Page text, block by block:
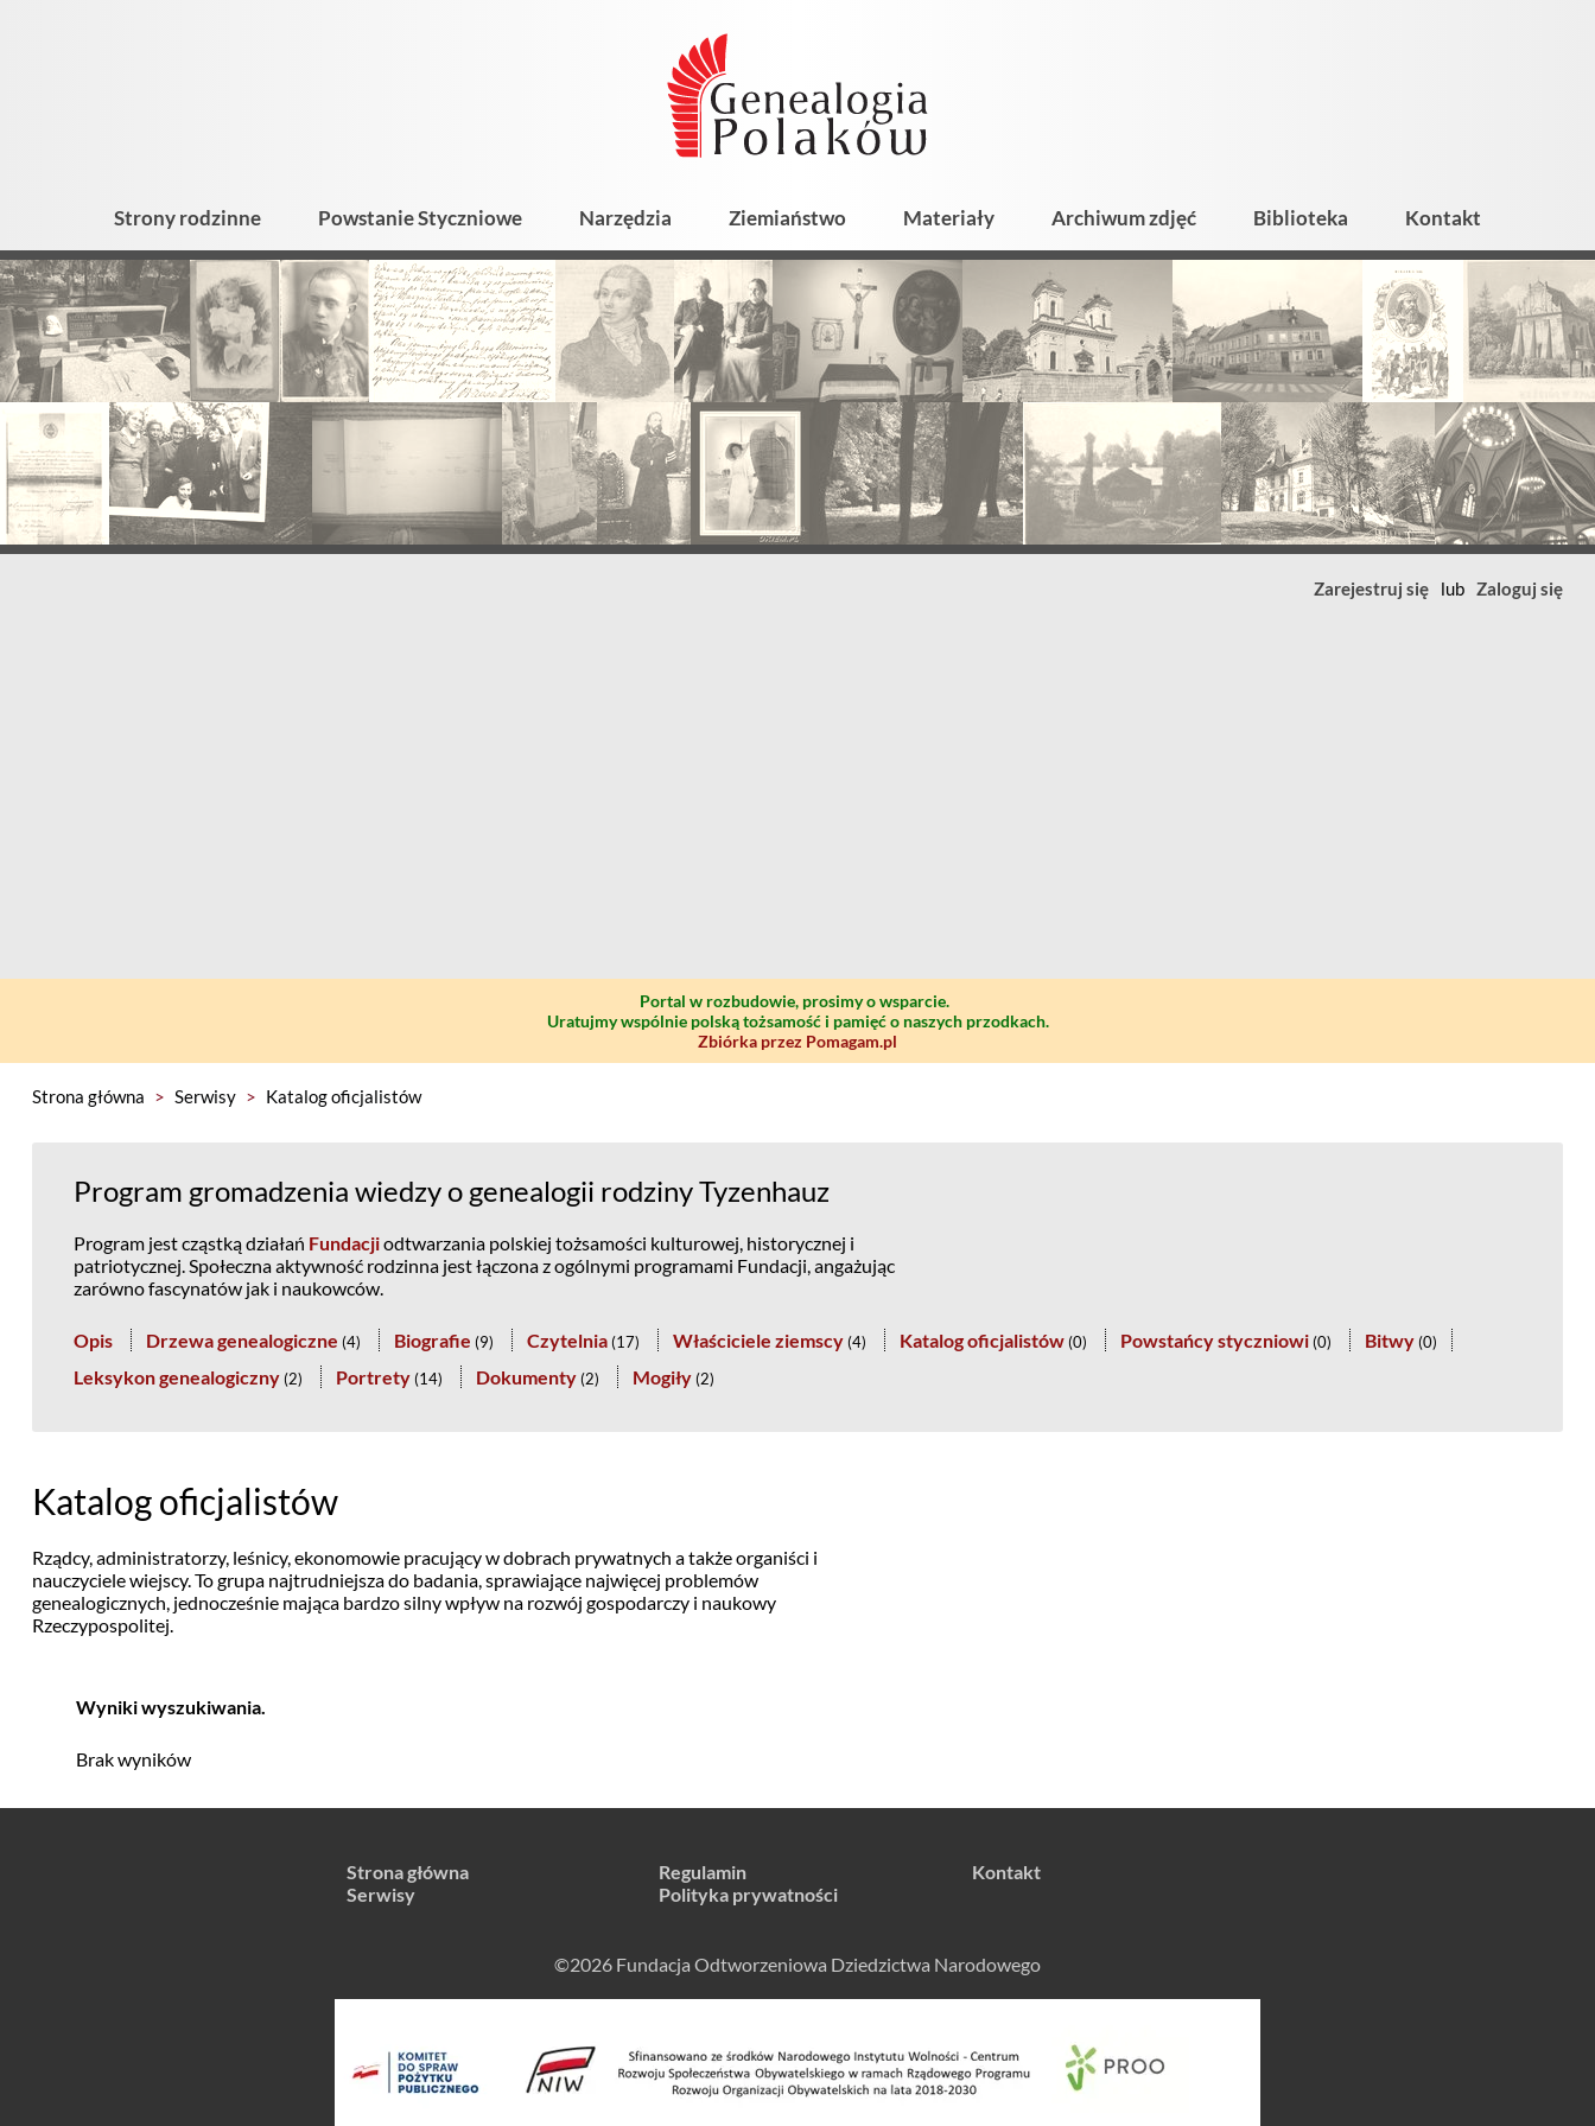
Strony rodzinne Powstanie Styczniowe Narzędzia Ziemiaństwo Materiały Archiwum zdjęć Biblioteka Kontakt
Zarejestruj się lub Zaloguj się
Portal w rozbudowie, prosimy o wsparcie.
Uratujmy wspólnie polską tożsamość i pamięć o naszych przodkach.
Zbiórka przez Pomagam.pl
Strona główna > Serwisy > Katalog oficjalistów
Program gromadzenia wiedzy o genealogii rodziny Tyzenhauz
Program jest cząstką działań Fundacjiodtwarzania polskiej tożsamości kulturowej, historycznej i
patriotycznej. Społeczna aktywność rodzinna jest łączona z ogólnymi programami Fundacji, angażując
zarówno fascynatów jak i naukowców.
Opis Drzewa genealogiczne (4) Biografie (9) Czytelnia (17) Właściciele ziemscy (4) Katalog oficjalistów (0) Powstańcy styczniowi (0) Bitwy (0)
Leksykon genealogiczny (2) Portrety (14) Dokumenty (2) Mogiły (2)
Katalog oficjalistów
Rządcy, administratorzy, leśnicy, ekonomowie pracujący w dobrach prywatnych a także organiści i
nauczyciele wiejscy. To grupa najtrudniejsza do badania, sprawiające najwięcej problemów
genealogicznych, jednocześnie mająca bardzo silny wpływ na rozwój gospodarczy i naukowy
Rzeczypospolitej.
Wyniki wyszukiwania.
Brak wyników
Strona główna
Serwisy
Regulamin
Polityka prywatności
Kontakt
©2026 Fundacja Odtworzeniowa Dziedzictwa Narodowego